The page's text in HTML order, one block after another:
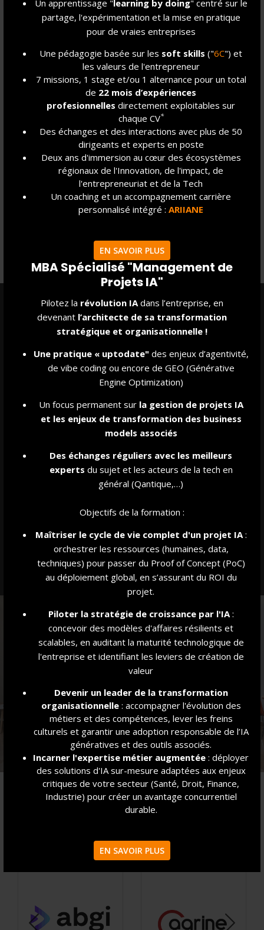
Un apprentissage " learning by doing" centré sur le
partage, l'expérimentation et la mise en pratique
pour de vraies entreprises
Une pédagogie basée sur les soft skills ("6C") et
les valeurs de l'entrepreneur
7 missions, 1 stage et/ou 1 alternance pour un total
de 22 mois d’expériences
profesionnelles directement exploitables sur
chaque CV*
Des échanges et des interactions avec plus de 50
dirigeants et experts en poste
Deux ans d'immersion au cœur des écosystèmes
régionaux de l'Innovation, de l'impact, de
l'entrepreneuriat et de la Tech
Un coaching et un accompagnement carrière
personnalisé intégré : ARIIANE
EN SAVOIR PLUS
MBA Spécialisé "Management de
Projets IA"
Pilotez la révolution IA dans l’entreprise, en
devenant l’architecte de sa transformation
stratégique et organisationnelle !
Une pratique « uptodate" des enjeux d’agentivité,
de vibe coding ou encore de GEO (Générative
Engine Optimization)
Un focus permanent sur la gestion de projets IA
et les enjeux de transformation des business
models associés
Des échanges réguliers avec les meilleurs
experts du sujet et les acteurs de la tech en
général (Qantique,…)
Objectifs de la formation :
Maîtriser le cycle de vie complet d'un projet IA:
orchestrer les ressources (humaines, data,
techniques) pour passer du Proof of Concept (PoC)
au déploiement global, en s’assurant du ROI du
projet.
Piloter la stratégie de croissance par l'IA:
concevoir des modèles d'affaires résilients et
scalables, en auditant la maturité technologique de
l'entreprise et identifiant les leviers de création de
valeur
Devenir un leader de la transformation
organisationnelle: accompagner l'évolution des
métiers et des compétences, lever les freins
culturels et garantir une adoption responsable de l’IA
génératives et des outils associés.
Incarner l'expertise métier augmentée : déployer
des solutions d'IA sur-mesure adaptées aux enjeux
critiques de votre secteur (Santé, Droit, Finance,
Industrie) pour créer un avantage concurrentiel
durable.
EN SAVOIR PLUS
Les étudiants répondent, dans le cadre d’un projet réel,
et pour un vrai client, aux problématiques d’innovation
Opérationnelles. Ils travaillent en équipe de 3 à 5,
pendant 8 à 12 semaines. Les équipes sont tutorées
par un IRIIG’er qui garantit tout à la fois :
la montée en compétences des étudiants,
l’apport de contenus et de méthodologies,
l’atteinte des objectifs fixés avec et pour le
client.
Au nombre de 5 en Master of Science, et de 2 en
Executive MBA, elles visent à confronter chaque
étudiant à la réalité de l’entreprise et à le transformer
LES IMMERSIONS "COUP DE POUSSE"
académique (10 à 12 mois suivant l’année et le programme),
auprès d’une association ou d’une fondation de manière à
soutenir durablement ses actions et son développement.
L’enjeu est que chacun puisse s’
investir dans la vie de la
cité et s’engager dans la création de lien social.
d’engagement de chacun, de le rendre acteur d’un monde
qui en a bien besoin...
projet et en équipe élargie.
Nous contacter pour proposer une immersion
ILS NOUS FONT CONFIANCE